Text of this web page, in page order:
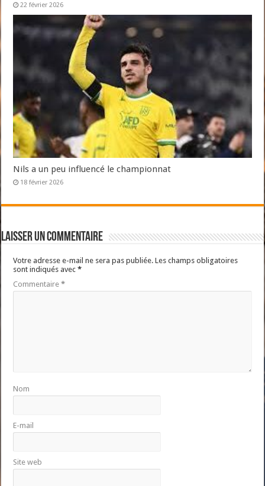
22 février 2026
Nils a un peu influencé le championnat
18 février 2026
Laisser un commentaire
Votre adresse e-mail ne sera pas publiée. Les champs obligatoires
sont indiqués avec*
Commentaire*
Nom
E-mail
Site web